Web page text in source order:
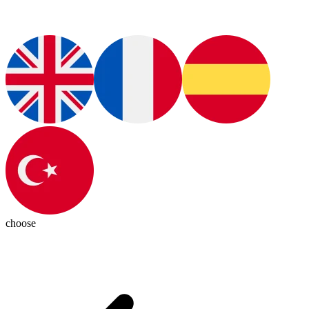
choose